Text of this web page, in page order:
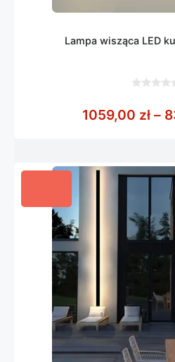
Lampa wisząca LED
5
1059,00 zł –